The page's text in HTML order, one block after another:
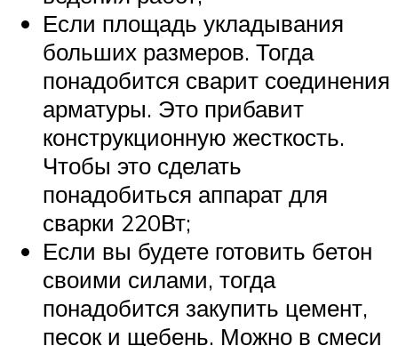
Если площадь укладывания
больших размеров. Тогда
понадобится сварит соединения
арматуры. Это прибавит
конструкционную жесткость.
Чтобы это сделать
понадобиться аппарат для
сварки 220Вт;
Если вы будете готовить бетон
своими силами, тогда
понадобится закупить цемент,
песок и щебень. Можно в смеси